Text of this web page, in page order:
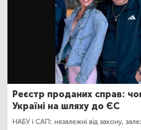
Реєстр проданих справ:
Україні на шляху до ЄС
НАБУ і САП: незалежні від закону,